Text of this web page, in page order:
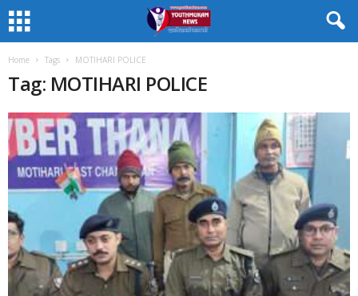
Home Tags MOTIHARI POLICE
Tag: MOTIHARI POLICE